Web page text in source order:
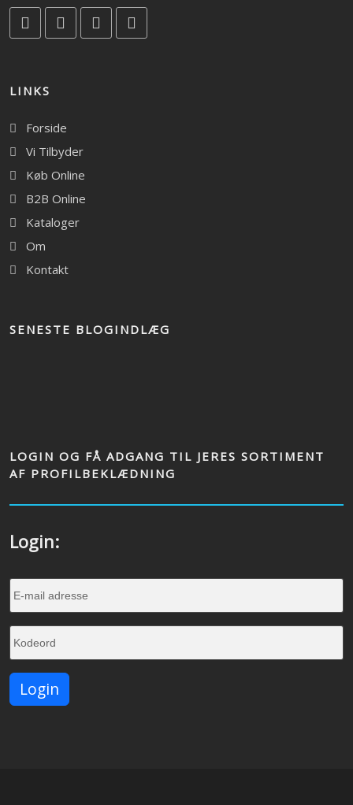
LINKS
Forside
Vi Tilbyder
Køb Online
B2B Online
Kataloger
Om
Kontakt
SENESTE BLOGINDLÆG
LOGIN OG FÅ ADGANG TIL JERES SORTIMENT
AF PROFILBEKLÆDNING
Login: